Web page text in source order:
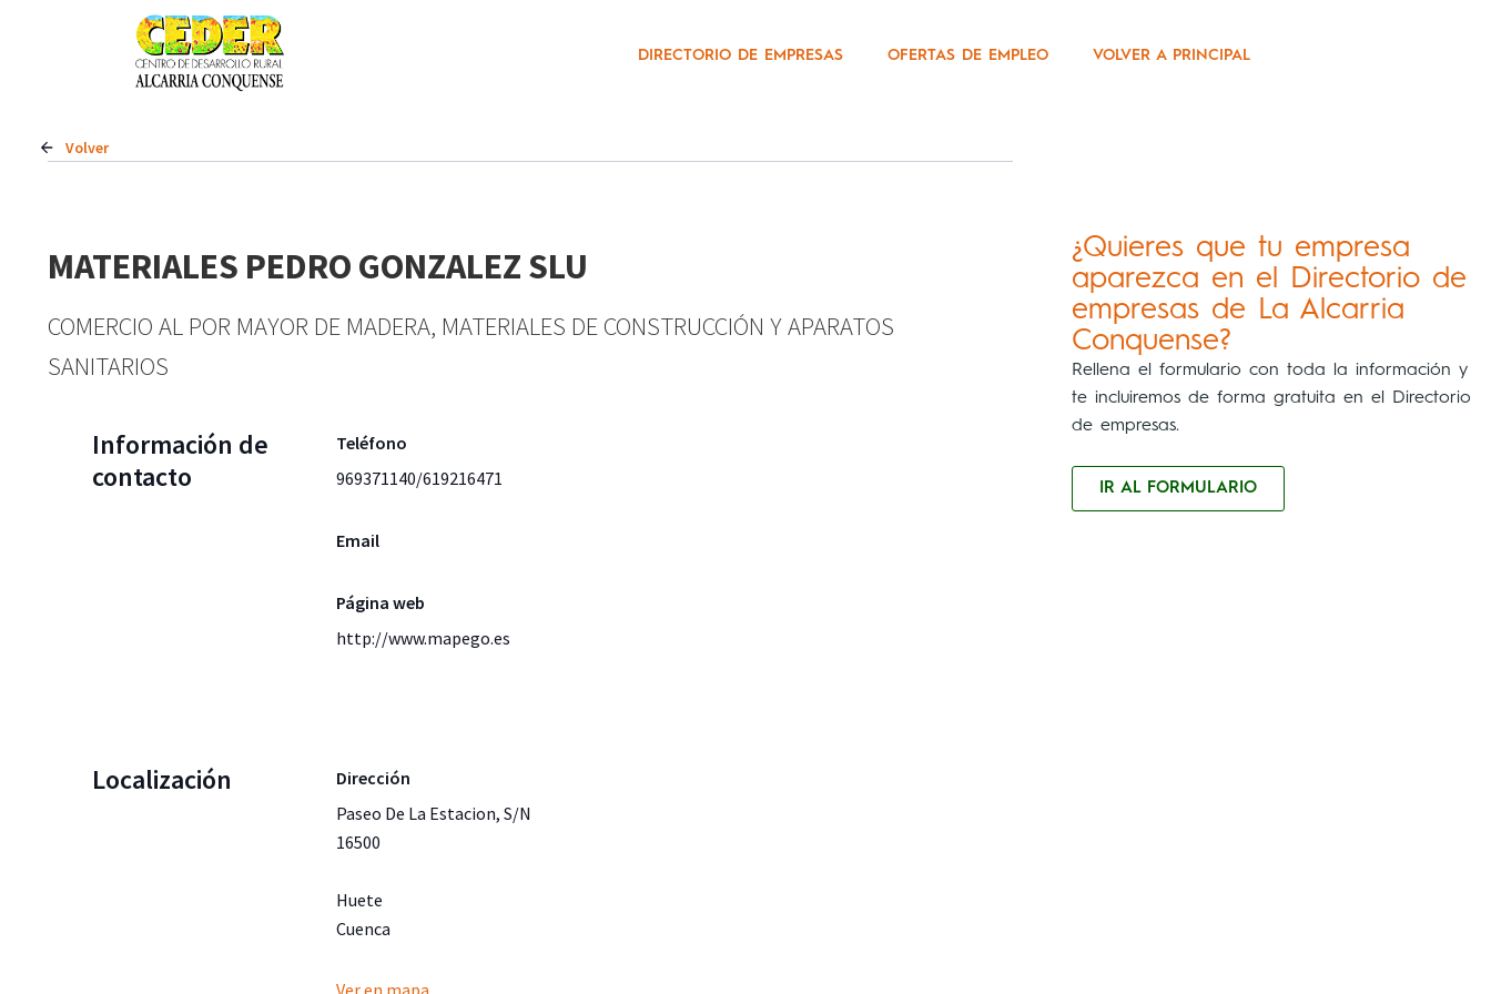
DIRECTORIO DE EMPRESAS OFERTAS DE EMPLEO VOLVER A PRINCIPAL
¿Quieres que tu empresa
aparezca en el Directorio de
empresas de La Alcarria
Conquense?
Rellena el formulario con toda la información y
te incluiremos de forma gratuita en el Directorio
de empresas.
IR AL FORMULARIO
Volver
MATERIALES PEDRO GONZALEZ SLU
COMERCIO AL POR MAYOR DE MADERA, MATERIALES DE CONSTRUCCIÓN Y APARATOS
SANITARIOS
Información de
contacto
Teléfono
969371140/619216471
Email
Página web
http://www.mapego.es
Localización
Dirección
Paseo De La Estacion, S/N
16500
Huete
Cuenca
Ver en mapa